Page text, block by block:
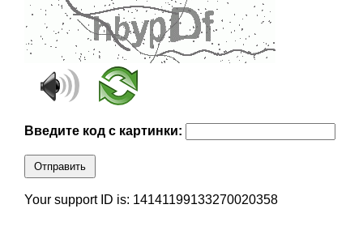
Введите код с картинки:
Отправить
Your support ID is: 14141199133270020358